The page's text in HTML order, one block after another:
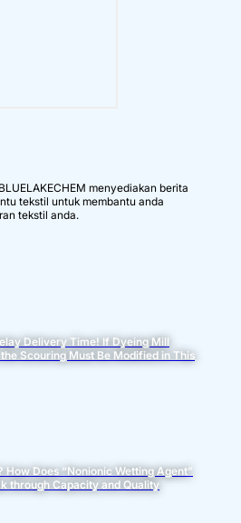
menyediakan berita
tekstil untuk membantu anda
tekstil anda.
Delivery Time! If Dyeing Mill
Scouring Must Be Modified in This
Does “Nonionic Wetting Agent”
through Capacity and Quality